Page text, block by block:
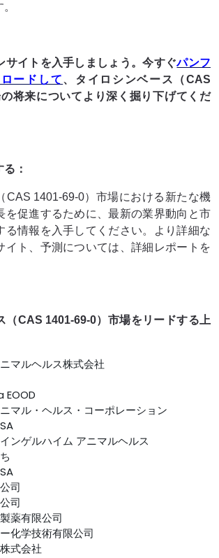
サイトを入手しましょう。今すぐパンフ
ードして、タイロシンベース（CAS
将来についてより深く掘り下げてくだ
：
CAS 1401-69-0）市場における新たな機
を促進するために、最新の業界動向と市
る情報を入手してください。より詳細な
イト、予測については、詳細レポートを
（CAS 1401-69-0）市場をリードする上
マルヘルス株式会社
マル・ヘルス・コーポレーション
ンゲルハイム アニマルヘルス
司
司
薬有限公司
化学技術有限公司
式会社